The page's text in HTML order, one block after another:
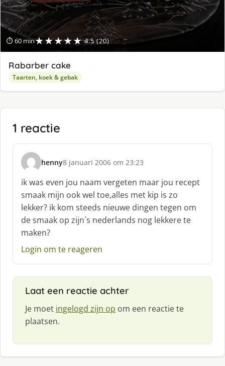
⏱ 60 min★★★★★ 4.5 (20)
Rabarber cake
Taarten, koek & gebak
1 reactie
henny
s
c
h
r
e
e
f
8 januari 2006 om 23:23
ik was even jou naam vergeten maar jou recept
smaak mijn ook wel toe,alles met kip is zo
lekker? ik kom steeds nieuwe dingen tegen om
de smaak op zijn`s nederlands nog lekkere te
maken?
Login om te reageren
Laat een reactie achter
Je moet ingelogd zijn op om een reactie te
plaatsen.